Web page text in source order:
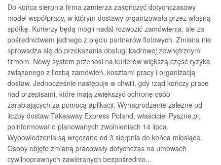
Do końca sierpnia firma zamierza zakończyć dotychczasowy
model współpracy, w którym dostawy organizowała przez własną
spółkę. Kurierzy będą mogli nadal rozwozić zamówienia, ale za
pośrednictwem jednego z pięciu partnerów flotowych. Zmiana nie
sprowadza się do przekazania obsługi kadrowej zewnętrznym
firmom. Nowy system przenosi na kurierów większą część ryzyka
związanego z liczbą zamówień, kosztami pracy i organizacją
dostaw. Jednocześnie następuje w chwili, gdy rząd kończy prace
nad przepisami, które mają zwiększyć ochronę osób
zarabiających za pomocą aplikacji. Wynagrodzenie zależne od
liczby dostaw Takeaway Express Poland, właściciel Pyszne.pl,
poinformował o planowanych zwolnieniach 14 lipca.
Wypowiedzenia są wręczane od 3 sierpnia do końca miesiąca.
Osoby objęte zmianą pracowały dotychczas na umowach
cywilnoprawnych zawieranych bezpośrednio...